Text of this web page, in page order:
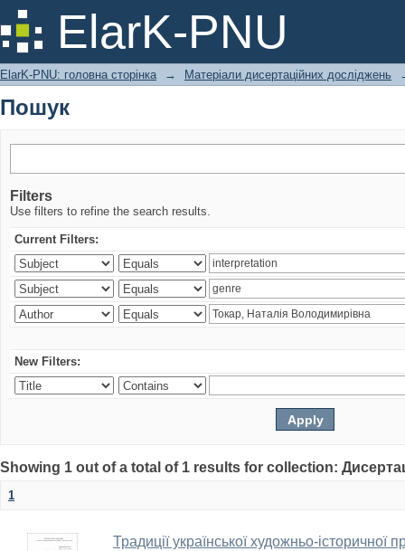
ElarK-PNU
Пошук
ElarK-PNU: головна сторінка → Матеріали дисертаційних досліджень
Пошук
Filters
Use filters to refine the search results.
Current Filters:
New Filters:
Showing 1 out of a total of 1 results for collection:
1
Традиції української художньо-історичної